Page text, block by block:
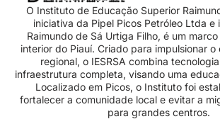
O Instituto de Educação Superior
iniciativa da Pipel Picos Petróleo Ltda e
Raimundo de Sá Urtiga Filho, é um
interior do Piauí. Criado para impulsionar
regional, o IESRSA combina
infraestrutura completa, visando uma
Localizado em Picos, o Instituto foi
fortalecer a comunidade local e evitar a
para grandes centros.